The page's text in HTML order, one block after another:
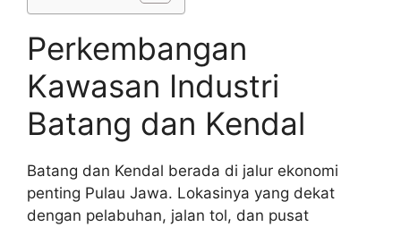
Perkembangan
Kawasan Industri
Batang dan Kendal
Batang dan Kendal berada di jalur ekonomi
penting Pulau Jawa. Lokasinya yang dekat
dengan pelabuhan, jalan tol, dan pusat